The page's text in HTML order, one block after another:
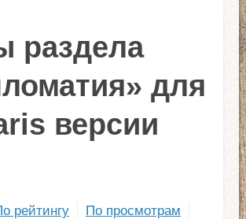
раздела
для
версии
рейтингу
По просмотрам